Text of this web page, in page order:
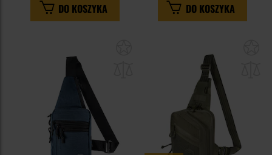
DO KOSZYKA DO KOSZYKA